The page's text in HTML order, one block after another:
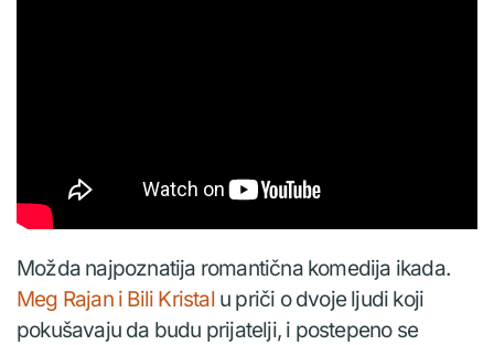
Možda najpoznatija romantična komedija ikada.
Meg Rajan i Bili Kristalu priči o dvoje ljudi koji
pokušavaju da budu prijatelji, i postepeno se